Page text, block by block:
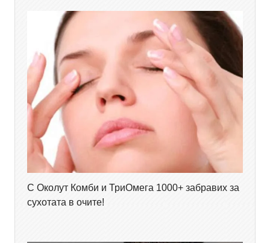
С Околут Комби и ТриОмега 1000+ забравих за
сухотата в очите!